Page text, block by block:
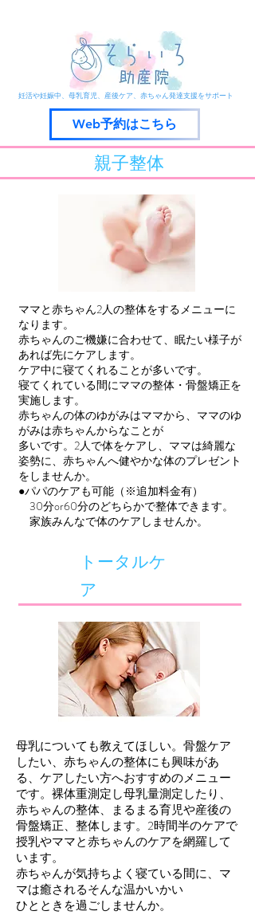
​妊活や妊娠中、母乳育児、産後ケア、赤ちゃん発達支援をサポート
Web予約はこちら
​親子整体
ママと赤ちゃん2人の整体をするメニューに
なります。
赤ちゃんのご機嫌に合わせて、眠たい様子が
あれば先にケアします。
ケア中に寝てくれることが多いです。
寝てくれている間にママの整体・骨盤矯正を
実施します。
赤ちゃんの体のゆがみはママから、ママのゆ
がみは赤ちゃんからなことが
多いです。2人で体をケアし、ママは綺麗な
姿勢に、赤ちゃんへ健やかな体のプレゼント
をしませんか。
●パパのケアも可能（※追加料金有）
​ 30分or60分のどちらかで整体できます。
​ 家族みんなで体のケアしませんか。
​トータルケ
ア
母乳についても教えてほしい。骨盤ケア
したい、赤ちゃんの整体にも興味があ
る、ケアしたい方へおすすめのメニュー
です。裸体重測定し母乳量測定したり、
赤ちゃんの整体、まるまる育児や産後の
骨盤矯正、整体します。2時間半のケアで
授乳やママと赤ちゃんのケアを網羅して
います。
赤ちゃんが気持ちよく寝ている間に、マ
マは癒されるそんな温かいかい
ひとときを過ごしませんか。